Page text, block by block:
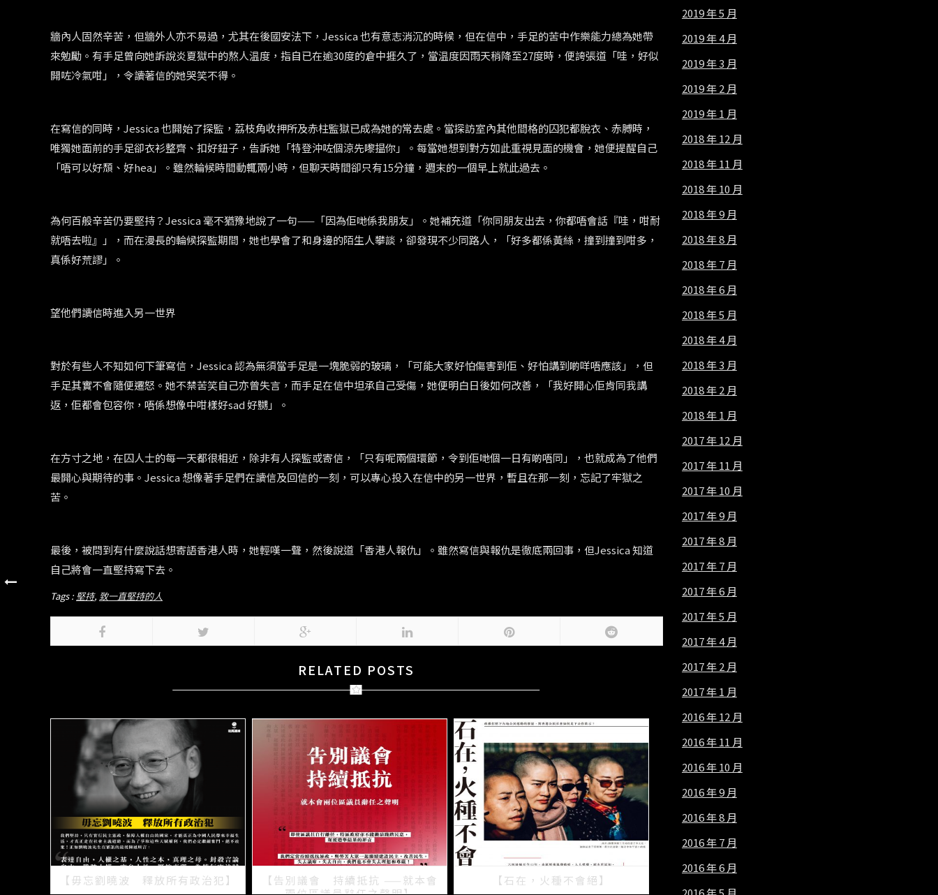
牆內人固然辛苦，但牆外人亦不易過，尤其在後國安法下， Jessica也有意志消沉的時候，但在信中，手足的苦中作樂能力總為她帶
來勉勵。有手足曾向她訴說炎夏獄中的熬人温度，指自已在逾30度的倉中捱久了，當温度因雨天稍降至27度時，便誇張道「哇，好似
開咗冷氣咁」，令讀著信的她哭笑不得。
在寫信的同時， Jessica也開始了探監，荔枝角收押所及赤柱監獄已成為她的常去處。當探訪室內其他間格的囚犯都脫衣、赤膊時，
唯獨她面前的手足卻衣衫整齊、扣好鈕子，告訴她「特登沖咗個涼先嚟揾你」。每當她想到對方如此重視見面的機會，她便提醒自己
「唔可以好頹、好hea 」。雖然輪候時間動輒兩小時，但聊天時間卻只有15分鐘，週末的一個早上就此過去。
為何百般辛苦仍要堅持？Jessica 毫不猶豫地說了一句—— 「因為佢哋係我朋友」。她補充道「你同朋友出去，你都唔會話『哇，咁耐
就唔去啦』」，而在漫長的輪候探監期間，她也學會了和身邊的陌生人攀談，卻發現不少同路人，「好多都係黃絲，撞到撞到咁多，
真係好荒謬」。
望他們讀信時進入另一世界
對於有些人不知如何下筆寫信， Jessica認為無須當手足是一塊脆弱的玻璃，「可能大家好怕傷害到佢、好怕講到啲咩唔應該」，但
手足其實不會隨便遷怒。她不禁苦笑自己亦曾失言，而手足在信中坦承自己受傷，她便明白日後如何改善，「我好開心佢肯同我講
返，佢都會包容你，唔係想像中咁樣好sad好嬲」。
在方寸之地，在囚人士的每一天都很相近，除非有人探監或寄信，「只有呢兩個環節，令到佢哋個一日有啲唔同」，也就成為了他們
最開心與期待的事。 Jessica 想像著手足們在讀信及回信的一刻，可以專心投入在信中的另一世界，暫且在那一刻，忘記了牢獄之
苦。
最後，被問到有什麼說話想寄語香港人時，她輕嘆一聲，然後說道「香港人報仇」。雖然寫信與報仇是徹底兩回事，但Jessica知道
自己將會一直堅持寫下去。
Tags :堅持, 致一直堅持的人
RELATED POSTS
【毋忘劉曉波 釋放所有政治犯】
【告別議會 持續抵抗 ——就本會
【石在，火種不會絕】
2019 年 5 月
2019 年 4 月
2019 年 3 月
2019 年 2 月
2019 年 1 月
2018 年 12 月
2018 年 11 月
2018 年 10 月
2018 年 9 月
2018 年 8 月
2018 年 7 月
2018 年 6 月
2018 年 5 月
2018 年 4 月
2018 年 3 月
2018 年 2 月
2018 年 1 月
2017 年 12 月
2017 年 11 月
2017 年 10 月
2017 年 9 月
2017 年 8 月
2017 年 7 月
2017 年 6 月
2017 年 5 月
2017 年 4 月
2017 年 2 月
2017 年 1 月
2016 年 12 月
2016 年 11 月
2016 年 10 月
2016 年 9 月
2016 年 8 月
2016 年 7 月
2016 年 6 月